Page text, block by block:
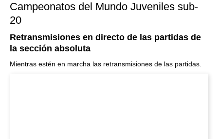
Campeonatos del Mundo Juveniles sub-
20
Retransmisiones en directo de las partidas de
la sección absoluta
Mientras estén en marcha las retransmisiones de las partidas.